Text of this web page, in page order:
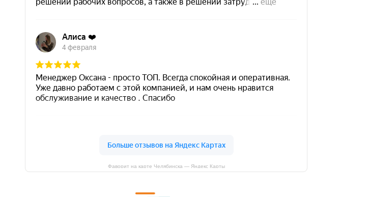
Фаворит на карте Челябинска — Яндекс Карты